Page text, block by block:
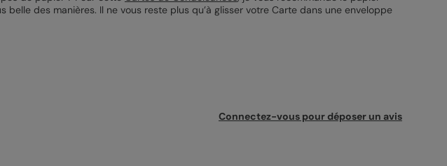
des manières. Il ne vous reste plus qu’à glisser votre Carte dans une enveloppe
Connectez-vous pour déposer un avis